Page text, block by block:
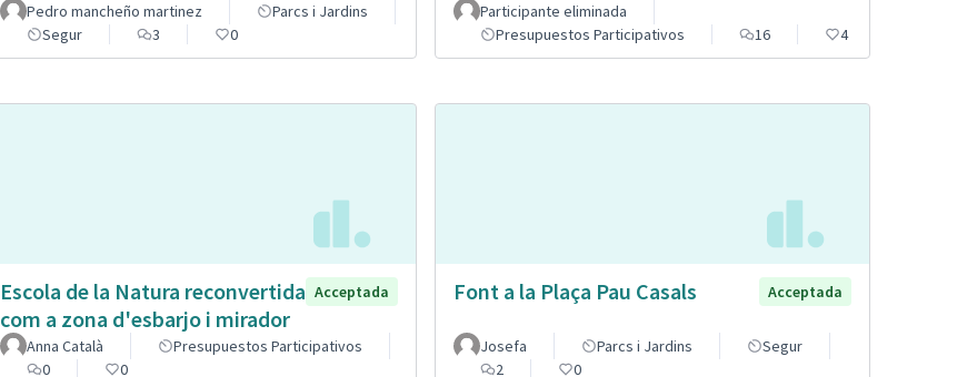
Pedro mancheño martinez
Parcs i Jardins
Segur
3 0
Participante eliminada
Presupuestos Participativos
16 4
Escola de la Natura reconvertida
com a zona d'esbarjo i mirador
Acceptada
Anna Català
Presupuestos Participativos
0
0
Font a la Plaça Pau Casals Acceptada
Josefa Parcs i Jardins
Segur
2
0